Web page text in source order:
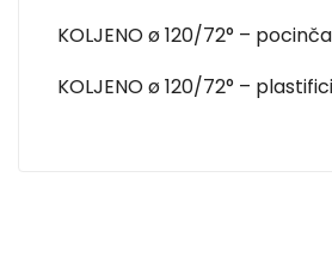
KOLJENO ø 120/72° –
KOLJENO ø 120/72° –